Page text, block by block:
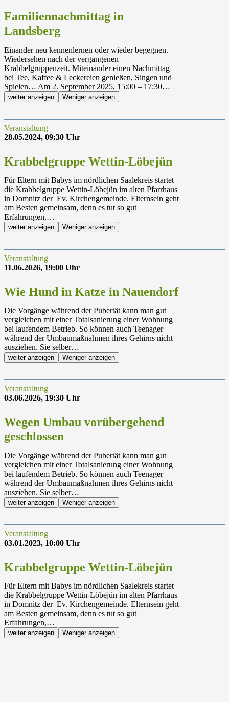
Familiennachmittag in
Landsberg
Einander neu kennenlernen oder wieder begegnen.
Wiedersehen nach der vergangenen
Krabbelgruppenzeit. Miteinander einen Nachmittag
bei Tee, Kaffee & Leckereien genießen, Singen und
Spielen… Am 2. September 2025, 15:00 – 17:30…
weiter anzeigen Weniger anzeigen
Veranstaltung
28.05.2024, 09:30 Uhr
Krabbelgruppe Wettin-Löbejün
Für Eltern mit Babys im nördlichen Saalekreis startet
die Krabbelgruppe Wettin-Löbejün im alten Pfarrhaus
in Domnitz der Ev. Kirchengemeinde. Elternsein geht
am Besten gemeinsam, denn es tut so gut
Erfahrungen,…
weiter anzeigen Weniger anzeigen
Veranstaltung
11.06.2026, 19:00 Uhr
Wie Hund in Katze in Nauendorf
Die Vorgänge während der Pubertät kann man gut
vergleichen mit einer Totalsanierung einer Wohnung
bei laufendem Betrieb. So können auch Teenager
während der Umbaumaßnahmen ihres Gehirns nicht
ausziehen. Sie selber…
weiter anzeigen Weniger anzeigen
Veranstaltung
03.06.2026, 19:30 Uhr
Wegen Umbau vorübergehend
geschlossen
Die Vorgänge während der Pubertät kann man gut
vergleichen mit einer Totalsanierung einer Wohnung
bei laufendem Betrieb. So können auch Teenager
während der Umbaumaßnahmen ihres Gehirns nicht
ausziehen. Sie selber…
weiter anzeigen Weniger anzeigen
Veranstaltung
03.01.2023, 10:00 Uhr
Krabbelgruppe Wettin-Löbejün
Für Eltern mit Babys im nördlichen Saalekreis startet
die Krabbelgruppe Wettin-Löbejün im alten Pfarrhaus
in Domnitz der Ev. Kirchengemeinde. Elternsein geht
am Besten gemeinsam, denn es tut so gut
Erfahrungen,…
weiter anzeigen Weniger anzeigen